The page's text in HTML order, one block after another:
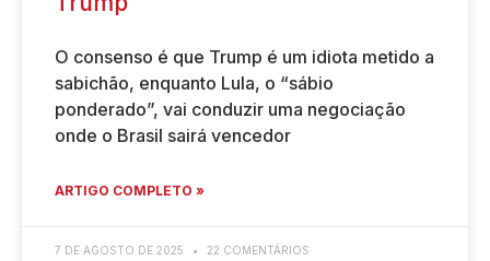
O consenso é que Trump é um idiota metido a
sabichão, enquanto Lula, o “sábio
ponderado”, vai conduzir uma negociação
onde o Brasil sairá vencedor
ARTIGO COMPLETO »
7 DE AGOSTO DE 2025 22 COMENTÁRIOS